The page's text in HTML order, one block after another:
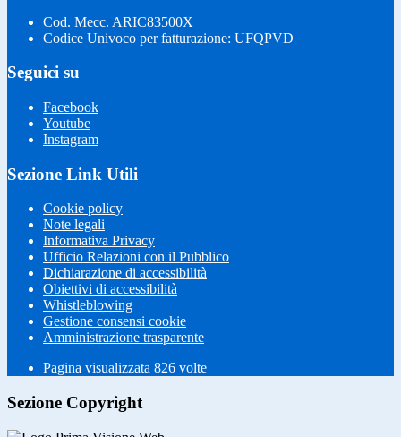
Cod. Mecc. ARIC83500X
Codice Univoco per fatturazione: UFQPVD
Seguici su
Facebook
Youtube
Instagram
Sezione Link Utili
Cookie policy
Note legali
Informativa Privacy
Ufficio Relazioni con il Pubblico
Dichiarazione di accessibilità
Obiettivi di accessibilità
Whistleblowing
Gestione consensi cookie
Amministrazione trasparente
Pagina visualizzata 826 volte
Sezione Copyright